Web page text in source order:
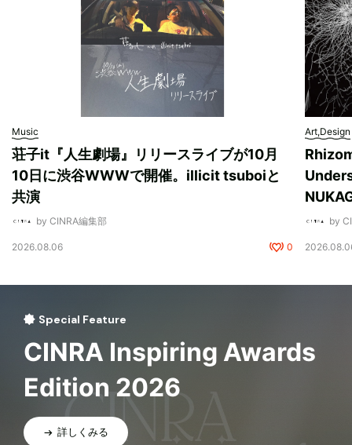
Music
荘子it『人生劇場』リリースライブが10月
10日に渋谷WWWで開催。illicit tsuboiと
共演
by CINRA編集部
2026.08.06 0
Art,Design
by
Special Feature
CINRA Inspiring Awards
Edition 2026
詳しくみる